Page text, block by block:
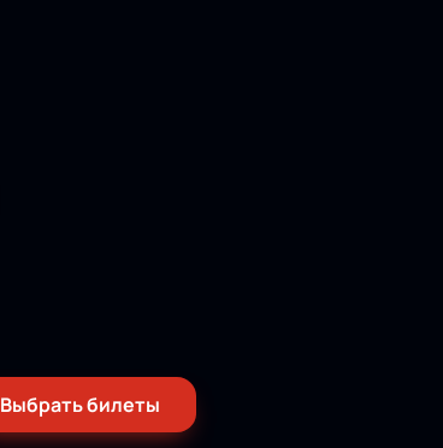
Выбрать билеты